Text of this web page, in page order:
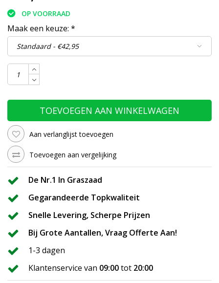
OP VOORRAAD
Maak een keuze: *
TOEVOEGEN AAN WINKELWAGEN
Aan verlanglijst toevoegen
Toevoegen aan vergelijking
De Nr.1 In Graszaad
Gegarandeerde Topkwaliteit
Snelle Levering, Scherpe Prijzen
Bij Grote Aantallen, Vraag Offerte Aan!
1-3 dagen
Klantenservice van 09:00tot 20:00